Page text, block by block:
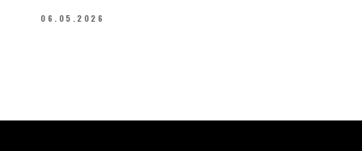
06.05.2026